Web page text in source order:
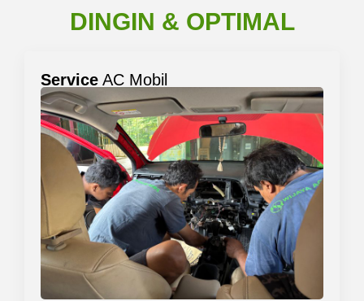
DINGIN & OPTIMAL
Service AC Mobil